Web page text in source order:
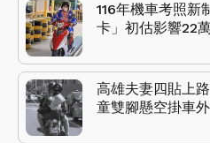
116年機車考照新
卡」初估影響22
高雄夫妻四貼上
童雙腳懸空掛車